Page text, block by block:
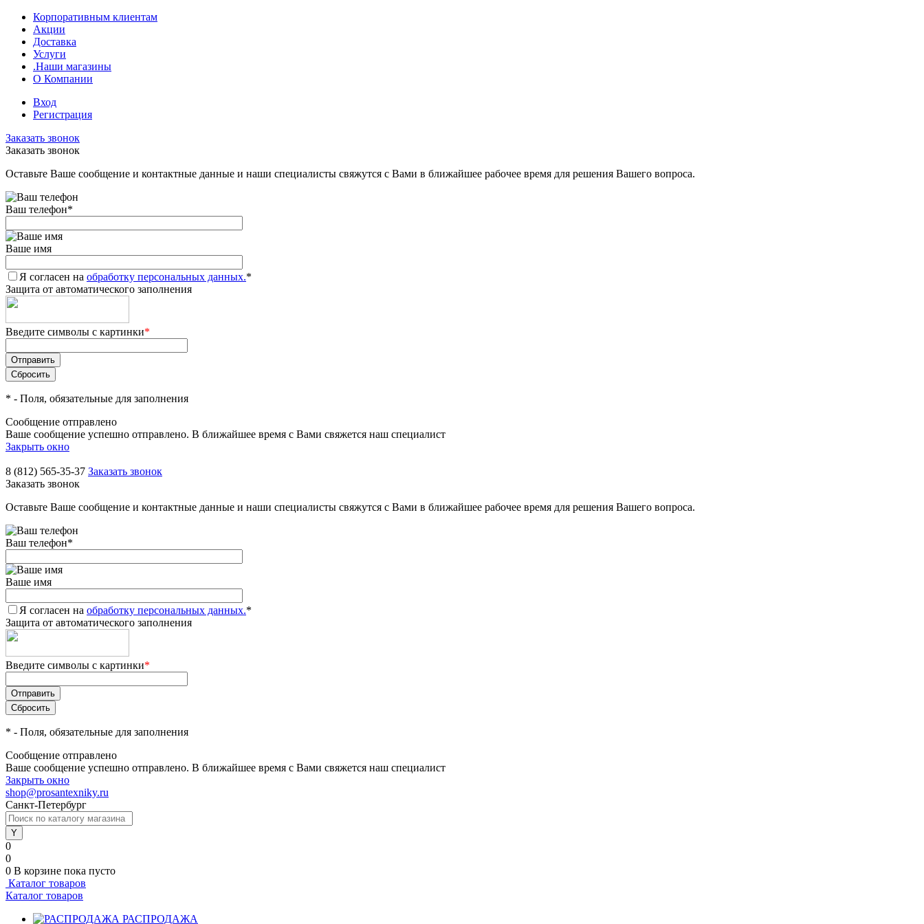
Корпоративным клиентам
Акции
Доставка
Услуги
.Наши магазины
О Компании
Вход
Регистрация
Заказать звонок
Заказать звонок
Оставьте Ваше сообщение и контактные данные и наши специалисты свяжутся с Вами в ближайшее рабочее время для решения Вашего вопроса.
Ваш телефон*
Ваше имя
Я согласен на обработку персональных данных.*
Защита от автоматического заполнения
Введите символы с картинки*
* - Поля, обязательные для заполнения
Сообщение отправлено
Ваше сообщение успешно отправлено. В ближайшее время с Вами свяжется наш специалист
Закрыть окно
8 (812) 565-35-37 Заказать звонок
Заказать звонок
Оставьте Ваше сообщение и контактные данные и наши специалисты свяжутся с Вами в ближайшее рабочее время для решения Вашего вопроса.
Ваш телефон*
Ваше имя
Я согласен на обработку персональных данных.*
Защита от автоматического заполнения
Введите символы с картинки*
* - Поля, обязательные для заполнения
Сообщение отправлено
Ваше сообщение успешно отправлено. В ближайшее время с Вами свяжется наш специалист
Закрыть окно
shop@prosantexniky.ru
Санкт-Петербург
0
0
0 В корзине пока пусто
Каталог товаров
Каталог товаров
РАСПРОДАЖА